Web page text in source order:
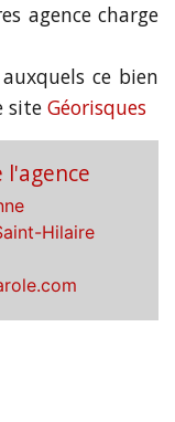
agence charge
ce bien
site Géorisques
l'agence
Hilaire